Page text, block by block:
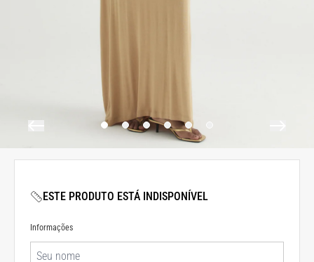
ESTE PRODUTO ESTÁ INDISPONÍVEL
Informações